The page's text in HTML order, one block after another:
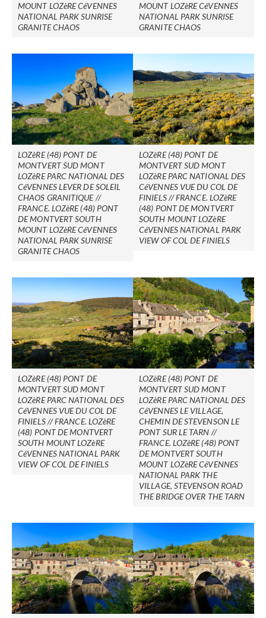
MOUNT LOZèRE CéVENNES
NATIONAL PARK SUNRISE
GRANITE CHAOS
MOUNT LOZèRE CéVENNES
NATIONAL PARK SUNRISE
GRANITE CHAOS
LOZèRE (48) PONT DE
MONTVERT SUD MONT
LOZèRE PARC NATIONAL DES
CéVENNES LEVER DE SOLEIL
CHAOS GRANITIQUE //
FRANCE. LOZèRE (48) PONT
DE MONTVERT SOUTH
MOUNT LOZèRE CéVENNES
NATIONAL PARK SUNRISE
GRANITE CHAOS
LOZèRE (48) PONT DE
MONTVERT SUD MONT
LOZèRE PARC NATIONAL DES
CéVENNES VUE DU COL DE
FINIELS // FRANCE. LOZèRE
(48) PONT DE MONTVERT
SOUTH MOUNT LOZèRE
CéVENNES NATIONAL PARK
VIEW OF COL DE FINIELS
LOZèRE (48) PONT DE
MONTVERT SUD MONT
LOZèRE PARC NATIONAL DES
CéVENNES VUE DU COL DE
FINIELS // FRANCE. LOZèRE
(48) PONT DE MONTVERT
SOUTH MOUNT LOZèRE
CéVENNES NATIONAL PARK
VIEW OF COL DE FINIELS
LOZèRE (48) PONT DE
MONTVERT SUD MONT
LOZèRE PARC NATIONAL DES
CéVENNES LE VILLAGE,
CHEMIN DE STEVENSON LE
PONT SUR LE TARN //
FRANCE. LOZèRE (48) PONT
DE MONTVERT SOUTH
MOUNT LOZèRE CéVENNES
NATIONAL PARK THE
VILLAGE, STEVENSON ROAD
THE BRIDGE OVER THE TARN